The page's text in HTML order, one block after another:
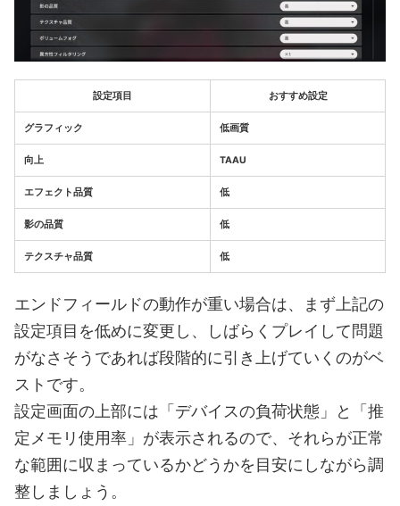
設定項目 おすすめ設定
グラフィック 低画質
向上 TAAU
エフェクト品質 低
影の品質 低
テクスチャ品質 低
エンドフィールドの動作が重い場合は、まず上記の
設定項目を低めに変更し、しばらくプレイして問題
がなさそうであれば段階的に引き上げていくのがベ
ストです。
設定画面の上部には「デバイスの負荷状態」と「推
定メモリ使用率」が表示されるので、それらが正常
な範囲に収まっているかどうかを目安にしながら調
整しましょう。